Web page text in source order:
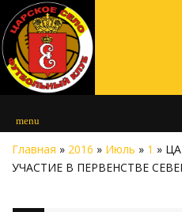
menu
Главная » 2016 » Июль » 1 »
УЧАСТИЕ В ПЕРВЕНСТВЕ